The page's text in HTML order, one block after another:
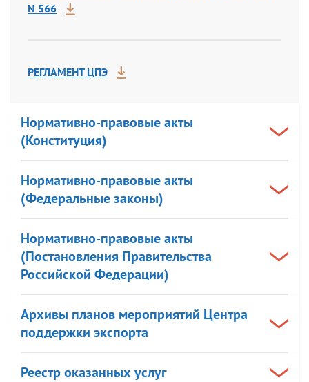
N 566
РЕГЛАМЕНТ ЦПЭ
Нормативно-правовые акты
(Конституция)
Нормативно-правовые акты
(Федеральные законы)
Нормативно-правовые акты
(Постановления Правительства
Российской Федерации)
Архивы планов мероприятий Центра
поддержки экспорта
Реестр оказанных услуг